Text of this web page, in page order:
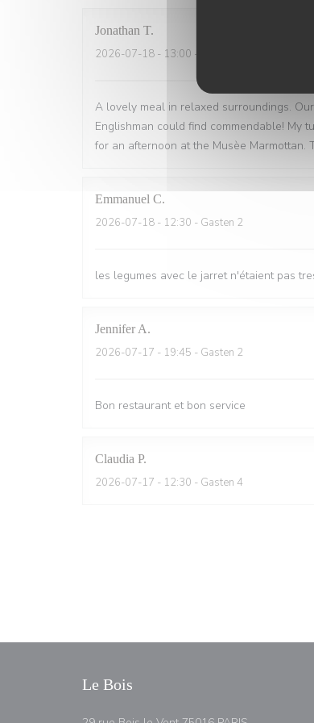
Jonathan T
2026-07-18 - 13:00 - Gasten 2
A lovely meal in relaxed surroundings.
Englishman could find commendable! My
for an afternoon at the Musèe Marmottan.
Emmanuel C
2026-07-18 - 12:30 - Gasten 2
les legumes avec le jarret n'étaient pas
Jennifer A
2026-07-17 - 19:45 - Gasten 2
Bon restaurant et bon service
Claudia P
2026-07-17 - 12:30 - Gasten 4
Le Bois